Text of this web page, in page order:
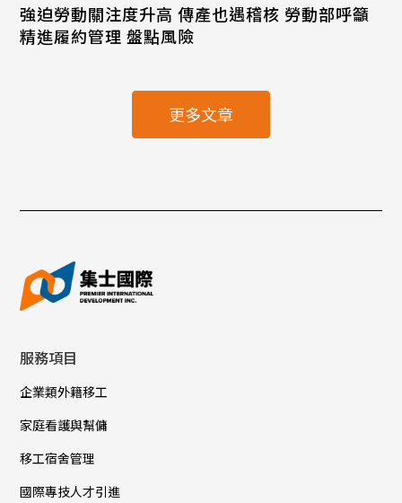
強迫勞動關注度升高 傳產也遇稽核 勞動部呼籲
精進履約管理 盤點風險
更多文章
服務項目
企業類外籍移工
家庭看護與幫傭
移工宿舍管理
國際專技人才引進